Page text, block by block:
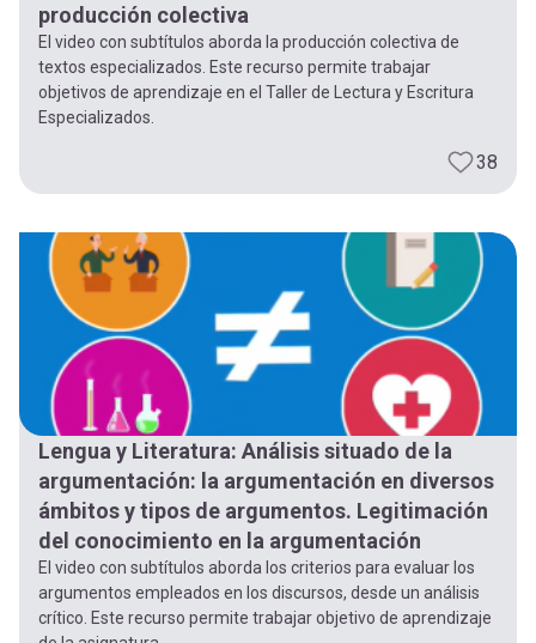
producción colectiva
El video con subtítulos aborda la producción colectiva de
textos especializados. Este recurso permite trabajar
objetivos de aprendizaje en el Taller de Lectura y Escritura
Especializados.
38
Lengua y Literatura: Análisis situado de la
argumentación: la argumentación en diversos
ámbitos y tipos de argumentos. Legitimación
del conocimiento en la argumentación
El video con subtítulos aborda los criterios para evaluar los
argumentos empleados en los discursos, desde un análisis
crítico. Este recurso permite trabajar objetivo de aprendizaje